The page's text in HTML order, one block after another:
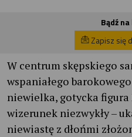
Bądź
Zapisz się
W centrum skępskiego
wspaniałego
niewielka, gotycka figura
wizerunek niezwykły –
niewiastę z dłońmi